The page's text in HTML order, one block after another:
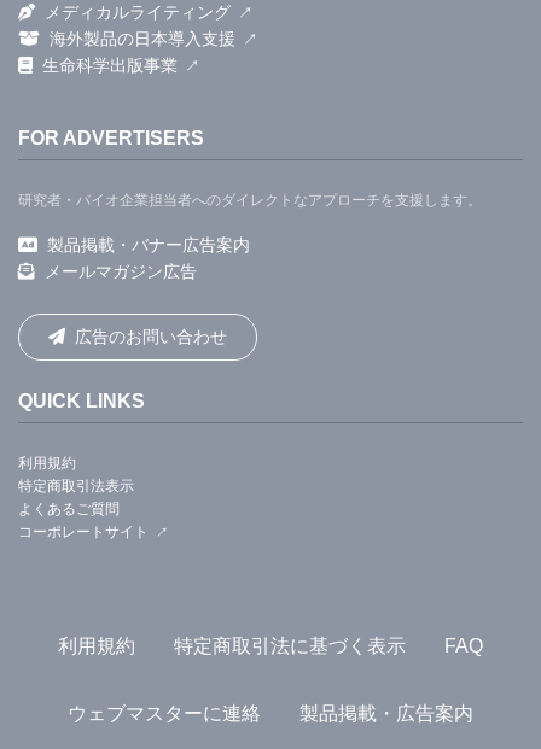
メディカルライティング
海外製品の日本導入支援
生命科学出版事業
FOR ADVERTISERS
研究者・バイオ企業担当者へのダイレクトなアプローチを支援します。
製品掲載・バナー広告案内
メールマガジン広告
広告のお問い合わせ
QUICK LINKS
利用規約
特定商取引法表示
よくあるご質問
コーポレートサイト
利用規約 特定商取引法に基づく表示 FAQ
ウェブマスターに連絡 製品掲載・広告案内